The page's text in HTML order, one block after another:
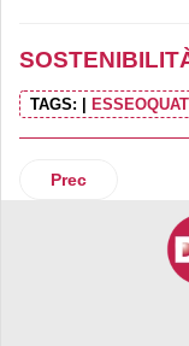
TAGS:
Articolo
Prec